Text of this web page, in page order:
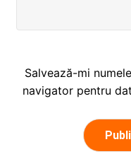
Salvează-mi
navigator pentru